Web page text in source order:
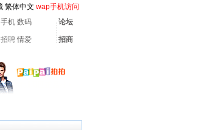
繁体中文 wap手机访问
手机 数码 论坛
招聘 情爱 招商